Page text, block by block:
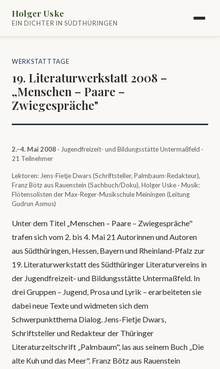
Holger Uske
EIN DICHTER IN SÜDTHÜRINGEN
WERKSTATTTAGE
19. Literaturwerkstatt 2008 –
„Menschen – Paare –
Zwiegespräche"
2.–4. Mai 2008 · Jugendfreizeit- und Bildungsstätte Untermaßfeld ·
21 Teilnehmer
Lektoren: Jens-Fietje Dwars (Schriftsteller, Palmbaum-Redakteur),
Franz Bötz aus Rauenstein (Sachbuch/Doku), Holger Uske · Musik:
Flötensolisten der Max-Reger-Musikschule Meiningen (Leitung
Gudrun Asmus)
Unter dem Titel „Menschen – Paare – Zwiegespräche"
trafen sich vom 2. bis 4. Mai 21 Autorinnen und Autoren
aus Südthüringen, Hessen, Bayern und Rheinland-Pfalz zur
19. Literaturwerkstatt des Südthüringer Literaturvereins in
der Jugendfreizeit- und Bildungsstätte Untermaßfeld. In
drei Gruppen – Jugend, Prosa und Lyrik – erarbeiteten sie
dabei neue Texte und widmeten sich dem
Schwerpunktthema Dialog. Jens-Fietje Dwars,
Schriftsteller und Redakteur der Thüringer
Literaturzeitschrift „Palmbaum", las aus seinem Buch „Die
alte Kuh und das Meer". Franz Bötz aus Rauenstein